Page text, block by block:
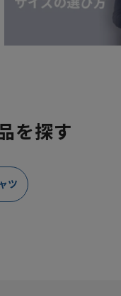
を探す
ツ